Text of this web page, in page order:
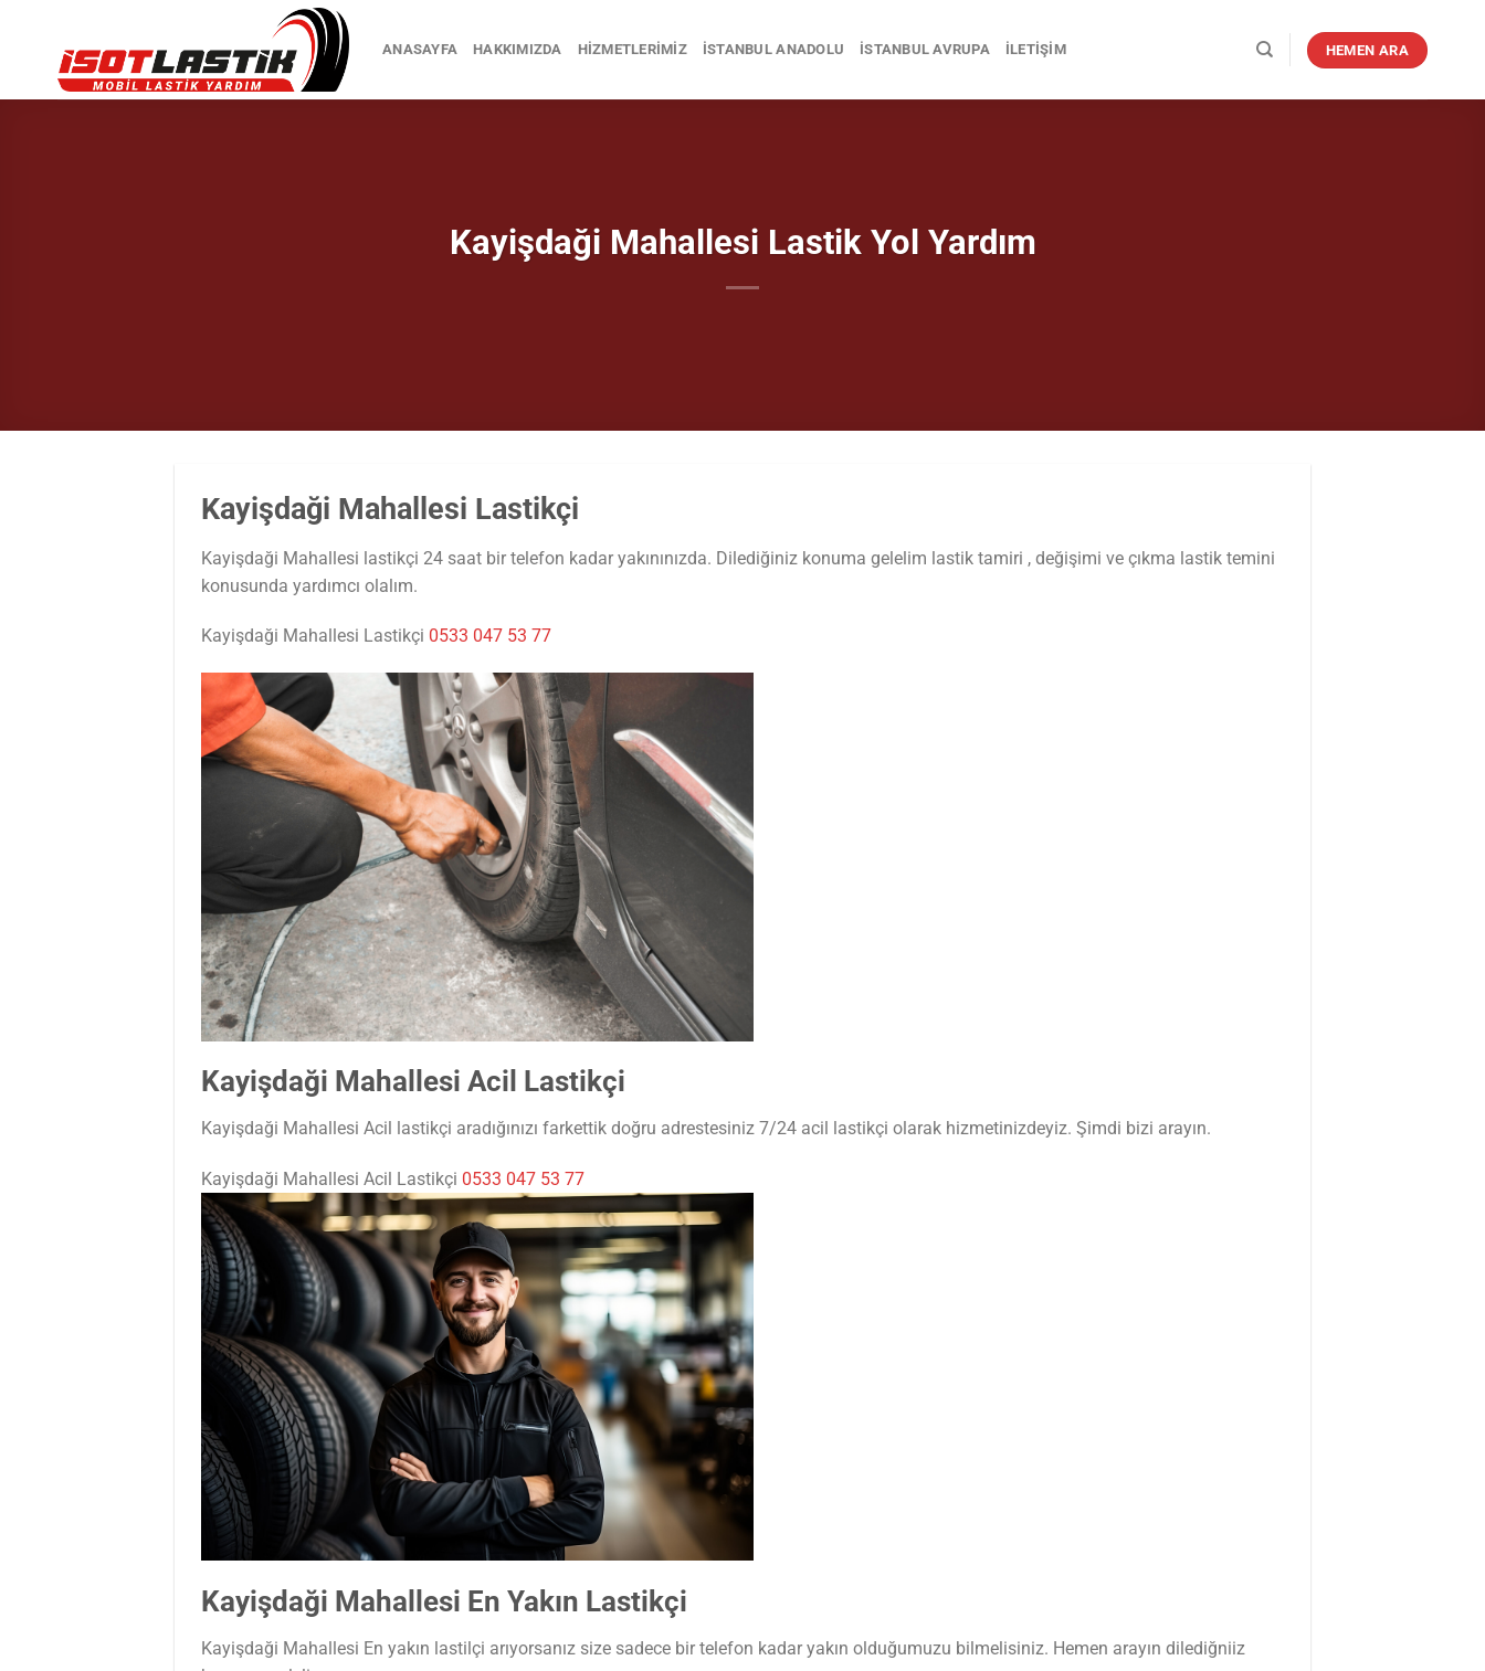
ANASAYFA HAKKIMIZDA HIZMETLERIMIZ İSTANBUL ANADOLU İSTANBUL AVRUPA İLETIŞIM HEMEN ARA
Kayişdaği Mahallesi Lastik Yol Yardım
Kayişdaği Mahallesi Lastikçi
Kayişdaği Mahallesi lastikçi 24 saat bir telefon kadar yakınınızda. Dilediğiniz konuma gelelim lastik tamiri , değişimi ve çıkma lastik temini
konusunda yardımcı olalım.
Kayişdaği Mahallesi Lastikçi 0533 047 53 77
Kayişdaği Mahallesi Acil Lastikçi
Kayişdaği Mahallesi Acil lastikçi aradığınızı farkettik doğru adrestesiniz 7/24 acil lastikçi olarak hizmetinizdeyiz. Şimdi bizi arayın.
Kayişdaği Mahallesi Acil Lastikçi 0533 047 53 77
Kayişdaği Mahallesi En Yakın Lastikçi
Kayişdaği Mahallesi En yakın lastilçi arıyorsanız size sadece bir telefon kadar yakın olduğumuzu bilmelisiniz. Hemen arayın dilediğniiz